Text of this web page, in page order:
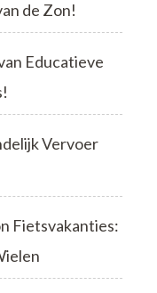
de Zon!
Educatieve
Vervoer
Fietsvakanties: